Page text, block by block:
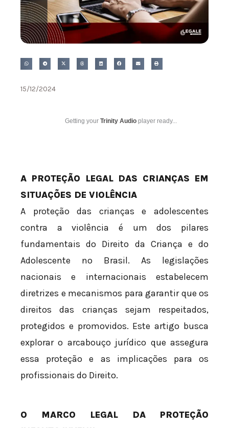
15/12/2024
Getting your Trinity Audio player ready...
A PROTEÇÃO LEGAL DAS CRIANÇAS EM
SITUAÇÕES DE VIOLÊNCIA
A proteção das crianças e adolescentes
contra a violência é um dos pilares
fundamentais do Direito da Criança e do
Adolescente no Brasil. As legislações
nacionais e internacionais estabelecem
diretrizes e mecanismos para garantir que os
direitos das crianças sejam respeitados,
protegidos e promovidos. Este artigo busca
explorar o arcabouço jurídico que assegura
essa proteção e as implicações para os
profissionais do Direito.
O MARCO LEGAL DA PROTEÇÃO